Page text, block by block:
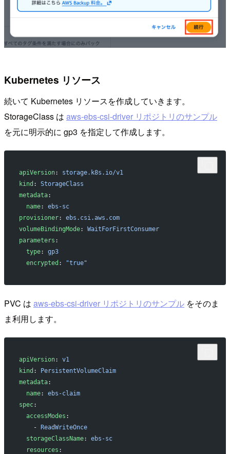
Kubernetes リソース
続いて Kubernetes リソースを作成していきます。
StorageClass は aws-ebs-csi-driver リポジトリのサンプル
を元に明示的に gp3 を指定して作成します。
apiVersion: storage.k8s.io/v1
kind : StorageClass
metadata:
  name
: ebs-sc
provisioner: ebs.csi.aws.com
volumeBindingMode: WaitForFirstConsumer
parameters :
  type
: gp3
  encrypted
: "true"
PVC は aws-ebs-csi-driver リポジトリのサンプル をそのま
ま利用します。
apiVersion: v1
kind : PersistentVolumeClaim
metadata:
  name
: ebs-claim
spec:
  accessModes
:
    -
ReadWriteOnce
  storageClassName
: ebs-sc
  resources
: